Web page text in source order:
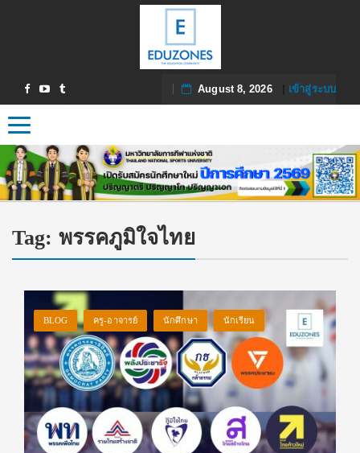
August 8, 2026| เข้าสู่ระบบ
Toggle navigation
Tag: พรรคภูมิใจไทย
BLOG ครู-อาจารย์ นักศึกษา นักเรียน